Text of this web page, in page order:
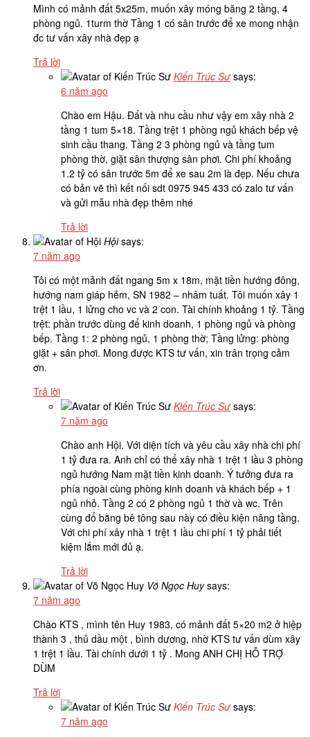
Mình có mảnh đất 5x25m, muốn xây móng băng 2 tầng, 4
phòng ngủ. 1turm thờ Tầng 1 có sân trước để xe mong nhận
đc tư vấn xây nhà đẹp ạ
Trả lời
Kiến Trúc Sư says:
6 năm ago
Chào em Hậu. Đất và nhu cầu như vậy em xây nhà 2
tầng 1 tum 5×18. Tầng trệt 1 phòng ngủ khách bếp vệ
sinh cầu thang. Tầng 2 3 phòng ngủ và tầng tum
phòng thờ, giặt sân thượng sân phơi. Chi phí khoảng
1.2 tỷ có sân trước 5m để xe sau 2m là đẹp. Nếu chưa
có bản vẽ thì kết nối sdt 0975 945 433 có zalo tư vấn
và gửi mẫu nhà đẹp thêm nhé
Trả lời
Hội says:
7 năm ago
Tôi có một mảnh đất ngang 5m x 18m, mặt tiền hướng đông,
hướng nam giáp hẻm, SN 1982 – nhâm tuất. Tôi muốn xây 1
trệt 1 lầu, 1 lửng cho vc và 2 con. Tài chính khoảng 1 tỷ. Tầng
trệt: phần trước dùng để kinh doanh, 1 phòng ngủ và phòng
bếp. Tầng 1: 2 phòng ngủ, 1 phòng thờ; Tầng lửng: phòng
giặt + sân phơi. Mong được KTS tư vấn, xin trân trọng cảm
ơn.
Trả lời
Kiến Trúc Sư says:
7 năm ago
Chào anh Hội. Với diện tích và yêu cầu xây nhà chi phí
1 tỷ đưa ra. Anh chỉ có thể xây nhà 1 trệt 1 lầu 3 phòng
ngủ hướng Nam mặt tiền kinh doanh. Ý tưởng đưa ra
phía ngoài cùng phòng kinh doanh và khách bếp + 1
ngủ nhỏ. Tầng 2 có 2 phòng ngủ 1 thờ và wc. Trên
cùng đổ bằng bê tông sau này có điều kiện nâng tầng.
Với chi phí xây nhà 1 trệt 1 lầu chi phí 1 tỷ phải tiết
kiệm lắm mới đủ ạ.
Trả lời
Võ Ngọc Huy says:
7 năm ago
Chào KTS , mình tên Huy 1983, có mảnh đất 5×20 m2 ở hiệp
thành 3 , thủ dầu một , bình dương, nhờ KTS tư vấn dùm xây
1 trệt 1 lầu. Tài chính dưới 1 tỷ . Mong ANH CHỊ HỖ TRỢ
DÙM
Trả lời
Kiến Trúc Sư says:
7 năm ago